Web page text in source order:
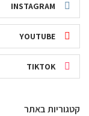
INSTAGRAM
YOUTUBE
TIKTOK
קטגוריות באתר